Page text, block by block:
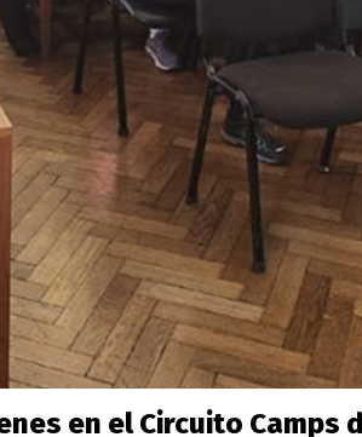
en el Circuito Camps